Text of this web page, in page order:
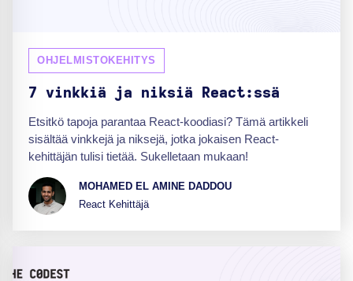
OHJELMISTOKEHITYS
7 vinkkiä ja niksiä React:ssä
Etsitkö tapoja parantaa React-koodiasi? Tämä artikkeli
sisältää vinkkejä ja niksejä, jotka jokaisen React-
kehittäjän tulisi tietää. Sukelletaan mukaan!
MOHAMED EL AMINE DADDOU
React Kehittäjä